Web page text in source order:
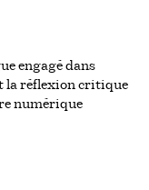
engagé dans
la réflexion critique
numérique